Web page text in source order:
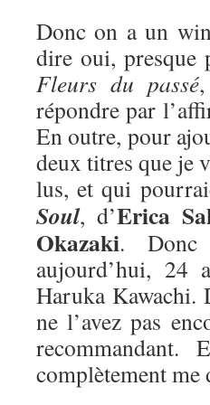
Donc on a un
dire oui, presque
Fleurs du passé
répondre par
En outre, pour
deux titres que je
lus, et qui
Soul, d’Erica
Okazaki. Donc
aujourd’hui,
Haruka Kawachi.
ne l’avez pas
complètement me